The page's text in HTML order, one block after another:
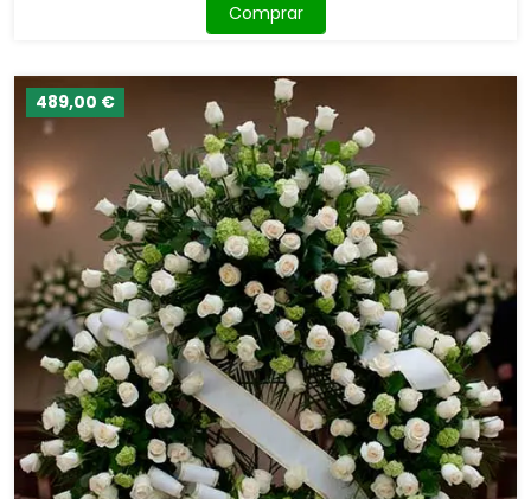
Comprar
489,00 €